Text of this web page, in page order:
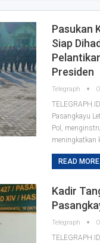
Pasukan
Siap
Presiden
Telegraph
Pasangkayu
Pol,
meningkatkan
READ
Kadir
Telegraph